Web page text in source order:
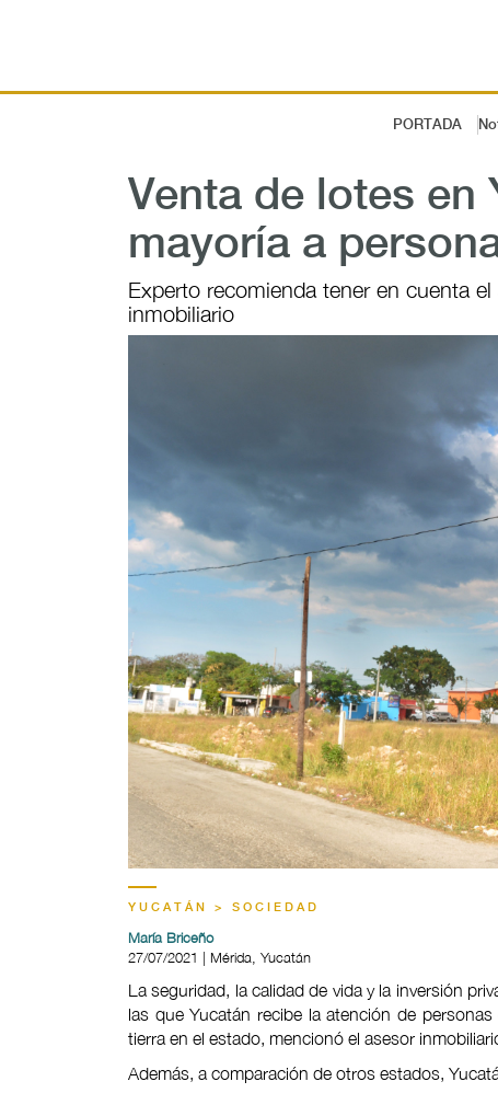
PORTADA
Venta de lotes en
mayoría a
Experto recomienda tener en cuenta
inmobiliario
YUCATÁN > SOCIEDAD
María Briceño
27/07/2021 | Mérida, Yucatán
La seguridad, la calidad de vida y la inversión
las que Yucatán recibe la atención de
tierra en el estado, mencionó el asesor
Además, a comparación de otros estados,